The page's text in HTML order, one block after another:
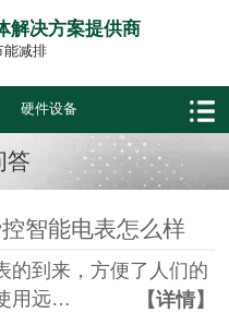
解决方案提供商
能减排
硬件设备
答
智能电表怎么样
的到来，方便了人们的
用远…
【详情】